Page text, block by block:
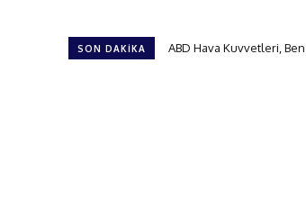
SON DAKIKA Türk Hava Kuvvetleri’nin